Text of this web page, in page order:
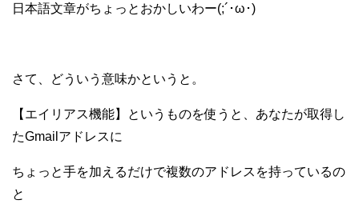
日本語文章がちょっとおかしいわー(;´･ω･)
さて、どういう意味かというと。
【エイリアス機能】というものを使うと、あなたが取得し
たGmailアドレスに
ちょっと手を加えるだけで複数のアドレスを持っているの
と